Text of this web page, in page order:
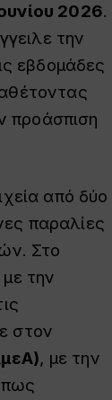
2026.
την
εβδομάδες
προάσπιση
από δύο
παραλίες
Στο
την
στον
, με την